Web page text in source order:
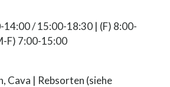
/ 15:00-18:30 | (F) 8:00-
F) 7:00-15:00
Cava | Rebsorten (siehe